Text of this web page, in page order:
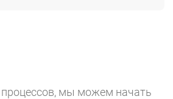
процессов, мы можем начать